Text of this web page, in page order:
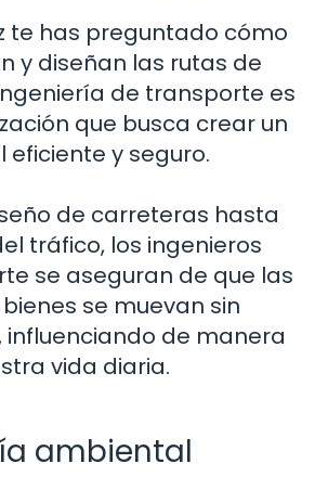
te has preguntado cómo
y diseñan las rutas de
de transporte es
que busca crear un
eficiente y seguro.
de carreteras hasta
tráfico, los ingenieros
se aseguran de que las
se muevan sin
influenciando de manera
vida diaria.
ambiental